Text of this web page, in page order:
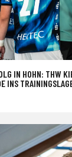
IN HOHN: THW
INS